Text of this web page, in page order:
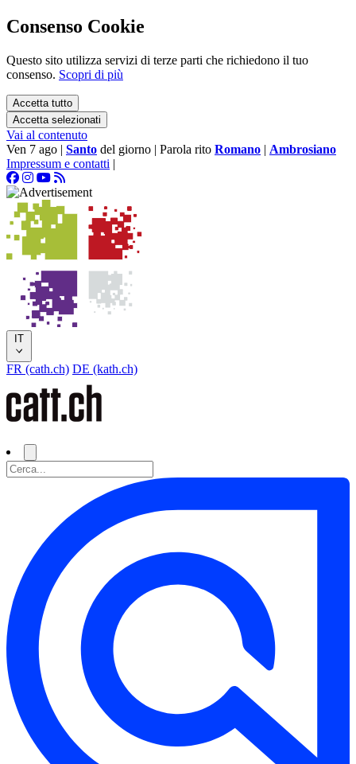
Consenso Cookie
Questo sito utilizza servizi di terze parti che richiedono il tuo
consenso. Scopri di più
Accetta tutto
Accetta selezionati
Vai al contenuto
Ven 7 ago | Santo del giorno | Parola rito Romano | Ambrosiano
Impressum e contatti |
IT
FR (cath.ch) DE (kath.ch)